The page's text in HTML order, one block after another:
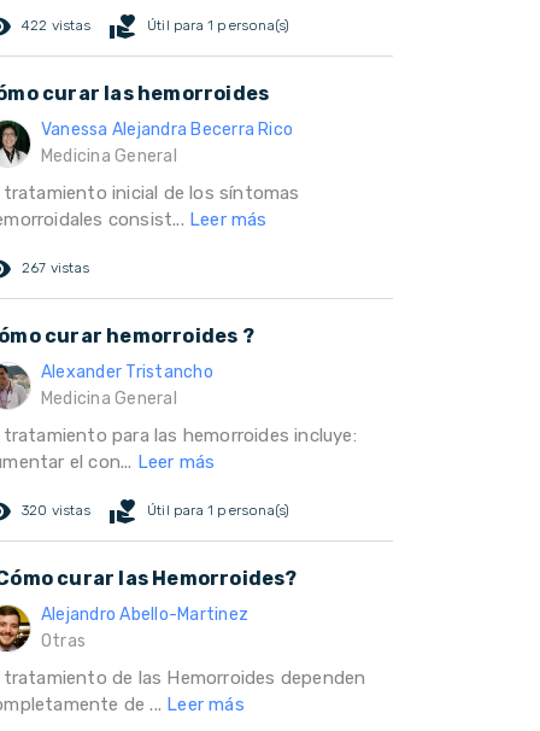
422 vistas volunteer_activism Útil para 1 persona(s)
curar las hemorroides
Vanessa Alejandra Becerra Rico
Medicina General
tratamiento inicial de los síntomas
consist... Leer más
267 vistas
curar hemorroides ?
Alexander Tristancho
Medicina General
tratamiento para las hemorroides incluye:
el con... Leer más
320 vistas volunteer_activism Útil para 1 persona(s)
curar las Hemorroides?
Alejandro Abello-Martinez
Otras
tratamiento de las Hemorroides dependen
de ... Leer más